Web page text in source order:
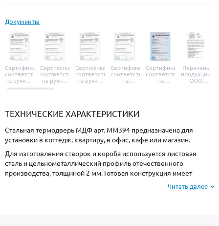
Документы
Сертификат
соответствия
на ручки и
броненакладки
Сертификат
соответствия
на ручки-
защелки
Сертификат
соответствия
на ручки-
Сертификат
соответствия
на
Сертификат
соответствия
на
Перечень
продукции
ООО
ТЕХНИЧЕСКИЕ ХАРАКТЕРИСТИКИ
Стальная термодверь МДФ арт. ММ394 предназначена для
установки в коттедж, квартиру, в офис, кафе или магазин.
Для изготовления створок и короба используется листовая
сталь и цельнометаллический профиль отечественного
производства, толщиной 2 мм. Готовая конструкция имеет
необходимую прочность и устойчивость к силовому взлому.
Читать далее